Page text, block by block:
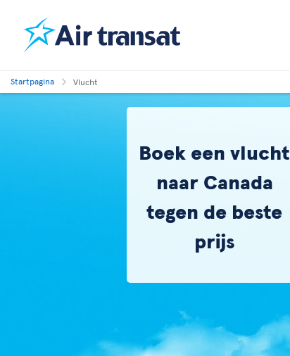
Startpagina Vlucht
Boek een vlucht
naar Canada
tegen de beste
prijs